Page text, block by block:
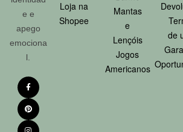
e e
apego
emociona
l.
Loja na
Shopee
Mantas
e
Lençóis
Jogos
Americanos
de